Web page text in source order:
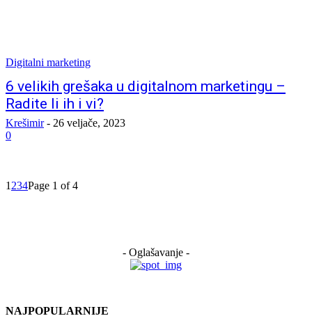
Digitalni marketing
6 velikih grešaka u digitalnom marketingu –
Radite li ih i vi?
Krešimir - 26 veljače, 2023
0
1 234Page 1 of 4
- Oglašavanje -
NAJPOPULARNIJE